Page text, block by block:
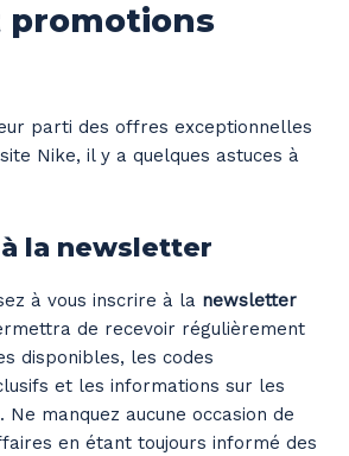
promotions
parti des offres exceptionnelles
Nike, il y a quelques astuces à
la newsletter
à vous inscrire à la newsletter
de recevoir régulièrement
disponibles, les codes
et les informations sur les
Ne manquez aucune occasion de
en étant toujours informé des